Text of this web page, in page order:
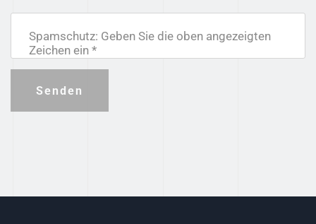
Spamschutz: Geben Sie die oben angezeigten
Zeichen ein *
Senden